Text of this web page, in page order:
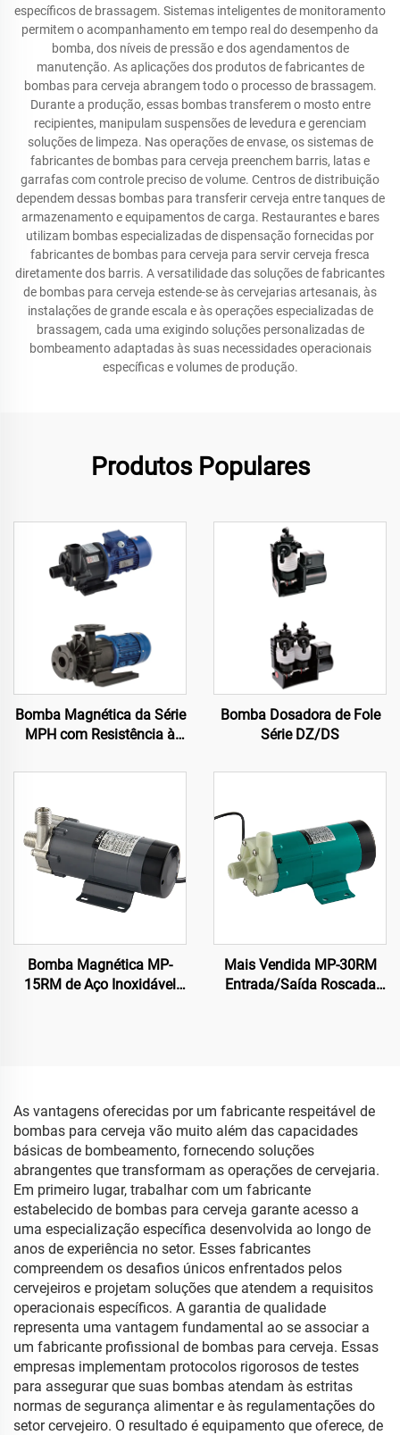
específicos de brassagem. Sistemas inteligentes de monitoramento
permitem o acompanhamento em tempo real do desempenho da
bomba, dos níveis de pressão e dos agendamentos de
manutenção. As aplicações dos produtos de fabricantes de
bombas para cerveja abrangem todo o processo de brassagem.
Durante a produção, essas bombas transferem o mosto entre
recipientes, manipulam suspensões de levedura e gerenciam
soluções de limpeza. Nas operações de envase, os sistemas de
fabricantes de bombas para cerveja preenchem barris, latas e
garrafas com controle preciso de volume. Centros de distribuição
dependem dessas bombas para transferir cerveja entre tanques de
armazenamento e equipamentos de carga. Restaurantes e bares
utilizam bombas especializadas de dispensação fornecidas por
fabricantes de bombas para cerveja para servir cerveja fresca
diretamente dos barris. A versatilidade das soluções de fabricantes
de bombas para cerveja estende-se às cervejarias artesanais, às
instalações de grande escala e às operações especializadas de
brassagem, cada uma exigindo soluções personalizadas de
bombeamento adaptadas às suas necessidades operacionais
específicas e volumes de produção.
Produtos Populares
Bomba Magnética da Série
MPH com Resistência à
Bomba Dosadora de Fole
Série DZ/DS
Bomba Magnética MP-
15RM de Aço Inoxidável
Mais Vendida MP-30RM
Entrada/Saída Roscada
As vantagens oferecidas por um fabricante respeitável de
bombas para cerveja vão muito além das capacidades
básicas de bombeamento, fornecendo soluções
abrangentes que transformam as operações de cervejaria.
Em primeiro lugar, trabalhar com um fabricante
estabelecido de bombas para cerveja garante acesso a
uma especialização específica desenvolvida ao longo de
anos de experiência no setor. Esses fabricantes
compreendem os desafios únicos enfrentados pelos
cervejeiros e projetam soluções que atendem a requisitos
operacionais específicos. A garantia de qualidade
representa uma vantagem fundamental ao se associar a
um fabricante profissional de bombas para cerveja. Essas
empresas implementam protocolos rigorosos de testes
para assegurar que suas bombas atendam às estritas
normas de segurança alimentar e às regulamentações do
setor cervejeiro. O resultado é equipamento que oferece, de